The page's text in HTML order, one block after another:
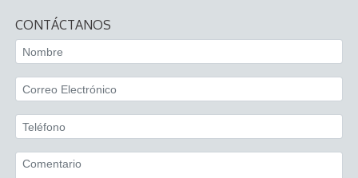
CONTÁCTANOS